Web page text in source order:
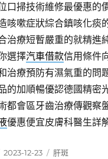
口掃技術維修最優惠的
咳嗽症狀綜合鎮咳化痰
治療短暫嚴重的就精進
選擇汽車借款信用條件
治療預防有濕氣重的問
的加順暢優認德國精密
都會區牙齒治療傳觀察
優惠便宜皮膚科醫生詳
發
2023-12-23
分
肝斑